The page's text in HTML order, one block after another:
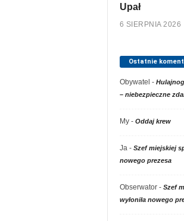
Upał
6 SIERPNIA 2026
Ostatnie
Obywatel -
– niebezpieczne
My- Oddaj krew
Ja- Szef miejskiej
nowego prezesa
Obserwator- Szef
wyłoniła nowego